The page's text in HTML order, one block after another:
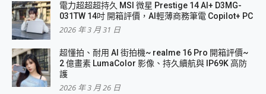
電力超超超持久 MSI 微星 Prestige 14 AI+ D3MG-
031TW 14吋 開箱評價，AI輕薄商務筆電 Copilot+ PC
2026 年 3 月 31 日
超懂拍、耐用 AI 街拍機~ realme 16 Pro 開箱評價~
2 億畫素 LumaColor 影像、持久續航與 IP69K 高防
護
2026 年 3 月 26 日